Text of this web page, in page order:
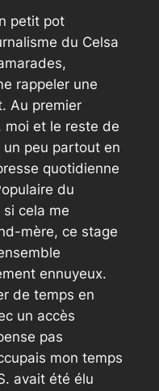
petit pot
du Celsa
rappeler une
Au premier
moi et le reste de
peu partout en
quotidienne
du
cela me
mère, ce stage
ennuyeux.
de temps en
un accès
pas
mon temps
avait été élu